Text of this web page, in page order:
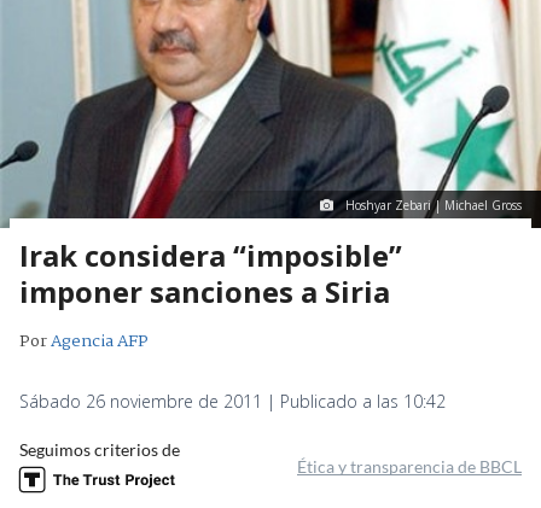
Hoshyar Zebari | Michael Gross
Irak considera “imposible”
imponer sanciones a Siria
PorAgencia AFP
Sábado 26 noviembre de 2011 | Publicado a las 10:42
Seguimos criterios de
Ética y transparencia de BBCL